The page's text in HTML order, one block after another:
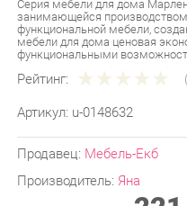
функциональной мебели,
мебели для дома ценовая
функциональными
Рейтинг:
Артикул: u-0148632
Производитель:Яна
Последняя цена: 221